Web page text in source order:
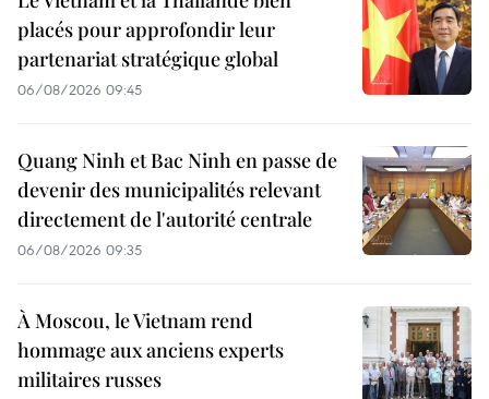
placés pour approfondir leur
partenariat stratégique global
06/08/2026 09:45
Quang Ninh et Bac Ninh en passe de
devenir des municipalités relevant
directement de l'autorité centrale
06/08/2026 09:35
À Moscou, le Vietnam rend
hommage aux anciens experts
militaires russes